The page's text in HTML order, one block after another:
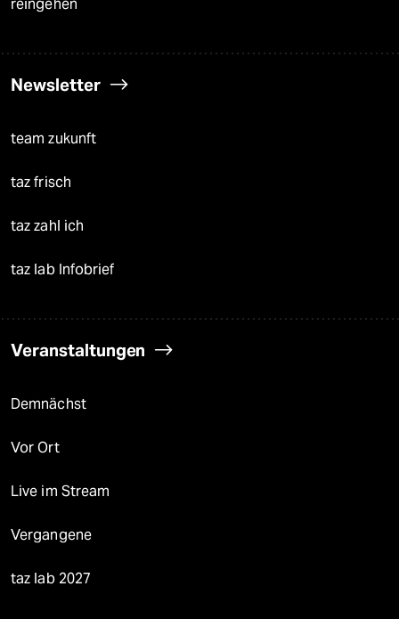
reingehen
Newsletter
team zukunft
taz frisch
taz zahl ich
taz lab Infobrief
Veranstaltungen
Demnächst
Vor Ort
Live im Stream
Vergangene
taz lab 2027